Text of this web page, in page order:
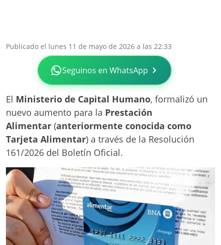
Publicado el lunes 11 de mayo de 2026 a las 22:33
Seguinos en WhatsApp
El Ministerio de Capital Humano, formalizó un
nuevo aumento para la Prestación
Alimentar (anteriormente conocida como
Tarjeta Alimentar) a través de la Resolución
161/2026 del Boletín Oficial.